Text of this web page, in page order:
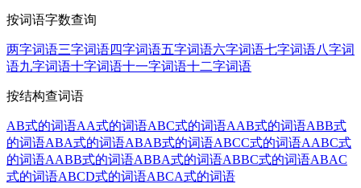
按词语字数查询
两字词语三字词语四字词语五字词语六字词语七字词语八字词
语九字词语十字词语十一字词语十二字词语
按结构查词语
AB式的词语AA式的词语ABC式的词语AAB式的词语ABB式
的词语ABA式的词语ABAB式的词语ABCC式的词语AABC式
的词语AABB式的词语ABBA式的词语ABBC式的词语ABAC
式的词语ABCD式的词语ABCA式的词语